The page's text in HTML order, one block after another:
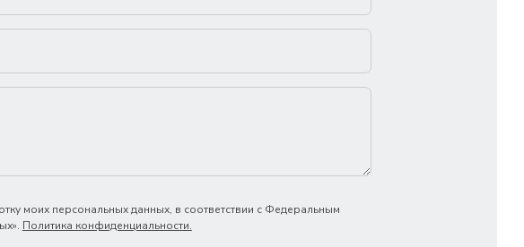
моих персональных данных, в соответствии с Федеральным
Политика конфиденциальности.